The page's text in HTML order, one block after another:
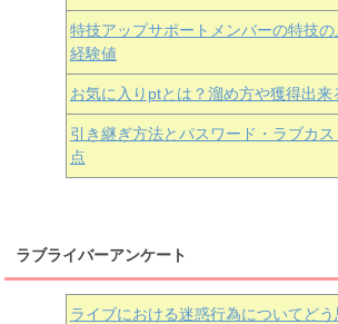
特技アップサポートメンバーの特技
経験値
お気に入りptとは？溜め方や獲得出来
引き継ぎ方法とパスワード・ラブカ
点
ラブライバーアンケート
ライブにおける迷惑行為についてどう